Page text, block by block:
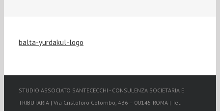
balta-yurdakul-logo
STUDIO ASSOCIATO SANTECECCHI - CONSULENZA SOCIETARIA E
TRIBUTARIA | Via Cristoforo Colombo, 436 – 00145 ROMA | Tel.